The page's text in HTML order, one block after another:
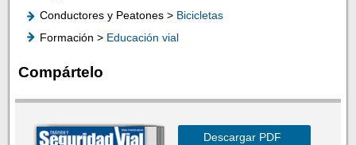
Conductores y Peatones > Bicicletas
Formación > Educación vial
Compártelo
Descargar PDF